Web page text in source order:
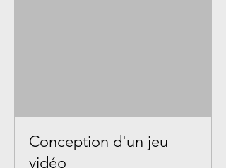
Conception d'un jeu
vidéo